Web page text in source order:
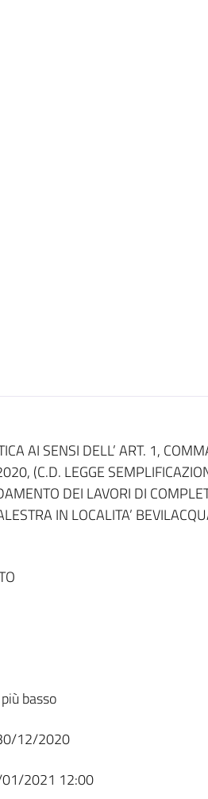
AI SENSI DELL’ ART. 1,
(C.D. LEGGE
DEI LAVORI DI
IN LOCALITA’
basso
12/2020
2021 12:00